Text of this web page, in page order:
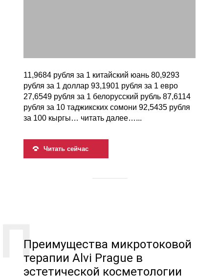
11,9684 рубля за 1 китайский юань 80,9293
рубля за 1 доллар 93,1901 рубля за 1 евро
27,6549 рубля за 1 белорусский рубль 87,6114
рубля за 10 таджикских сомони 92,5435 рубля
за 100 кыргы… читать далее…...
Читать сейчас
Преимущества микротоковой
терапии Alvi Prague в
эстетической косметологии